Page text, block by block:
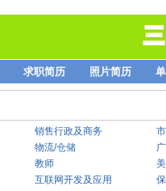
求职简历 照片简历
销售行政及商务
物流/仓储
教师
互联网开发及应用